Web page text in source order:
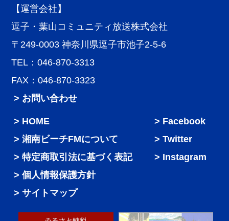
【運営会社】
逗子・葉山コミュニティ放送株式会社
〒249-0003 神奈川県逗子市池子2-5-6
TEL：046-870-3313
FAX：046-870-3323
> お問い合わせ
HOME
湘南ビーチFMについて
特定商取引法に基づく表記
個人情報保護方針
サイトマップ
Facebook
Twitter
Instagram